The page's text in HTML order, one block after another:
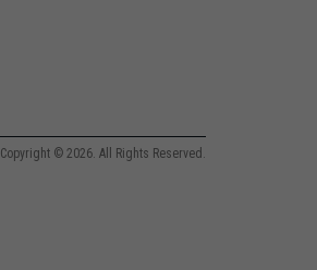
Copyright © 2026. All Rights Reserved.